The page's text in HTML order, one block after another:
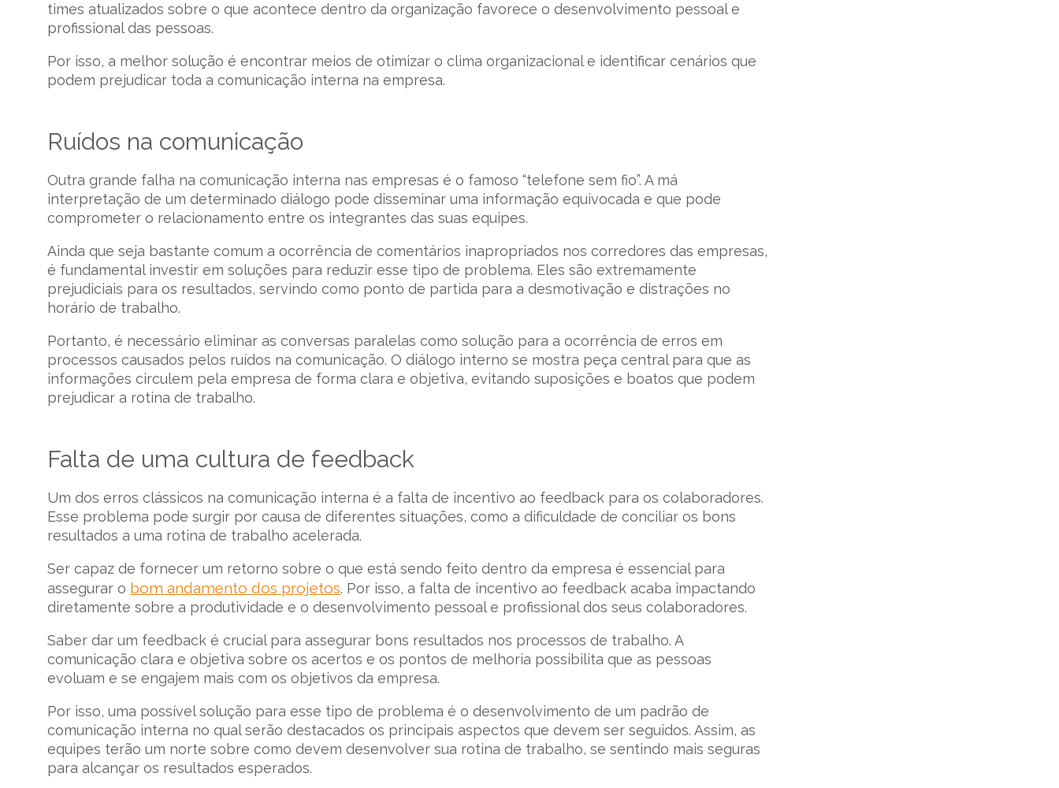
times atualizados sobre o que acontece dentro da organização favorece o desenvolvimento pessoal e
profissional das pessoas.
Por isso, a melhor solução é encontrar meios de otimizar o clima organizacional e identificar cenários que
podem prejudicar toda a comunicação interna na empresa.
Ruídos na comunicação
Outra grande falha na comunicação interna nas empresas é o famoso “telefone sem fio”. A má
interpretação de um determinado diálogo pode disseminar uma informação equivocada e que pode
comprometer o relacionamento entre os integrantes das suas equipes.
Ainda que seja bastante comum a ocorrência de comentários inapropriados nos corredores das empresas,
é fundamental investir em soluções para reduzir esse tipo de problema. Eles são extremamente
prejudiciais para os resultados, servindo como ponto de partida para a desmotivação e distrações no
horário de trabalho.
Portanto, é necessário eliminar as conversas paralelas como solução para a ocorrência de erros em
processos causados pelos ruídos na comunicação. O diálogo interno se mostra peça central para que as
informações circulem pela empresa de forma clara e objetiva, evitando suposições e boatos que podem
prejudicar a rotina de trabalho.
Falta de uma cultura de feedback
Um dos erros clássicos na comunicação interna é a falta de incentivo ao feedback para os colaboradores.
Esse problema pode surgir por causa de diferentes situações, como a dificuldade de conciliar os bons
resultados a uma rotina de trabalho acelerada.
Ser capaz de fornecer um retorno sobre o que está sendo feito dentro da empresa é essencial para
assegurar o bom andamento dos projetos. Por isso, a falta de incentivo ao feedback acaba impactando
diretamente sobre a produtividade e o desenvolvimento pessoal e profissional dos seus colaboradores.
Saber dar um feedback é crucial para assegurar bons resultados nos processos de trabalho. A
comunicação clara e objetiva sobre os acertos e os pontos de melhoria possibilita que as pessoas
evoluam e se engajem mais com os objetivos da empresa.
Por isso, uma possível solução para esse tipo de problema é o desenvolvimento de um padrão de
comunicação interna no qual serão destacados os principais aspectos que devem ser seguidos. Assim, as
equipes terão um norte sobre como devem desenvolver sua rotina de trabalho, se sentindo mais seguras
para alcançar os resultados esperados.